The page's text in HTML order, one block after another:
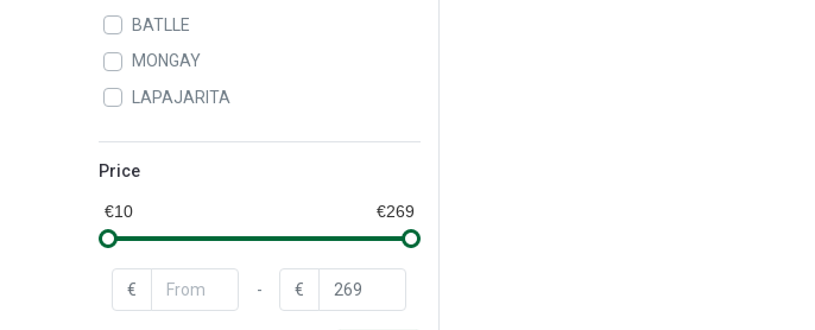
BATLLE
MONGAY
LAPAJARITA
LEIFHEIT
QUEY
CAROL
BAYER
Price
€10 €269
€ - €